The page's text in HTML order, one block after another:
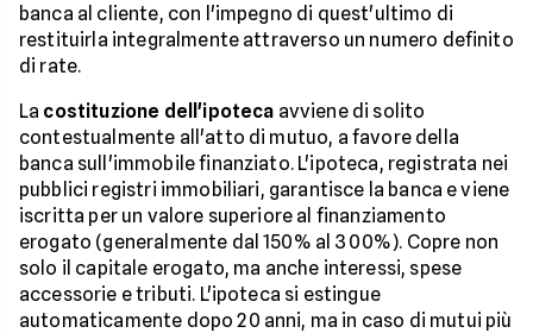
banca al cliente, con l'impegno di quest'ultimo di
restituirla integralmente attraverso un numero definito
di rate.
La costituzione dell'ipoteca avviene di solito
contestualmente all'atto di mutuo, a favore della
banca sull'immobile finanziato. L'ipoteca, registrata nei
pubblici registri immobiliari, garantisce la banca e viene
iscritta per un valore superiore al finanziamento
erogato (generalmente dal 150% al 300%). Copre non
solo il capitale erogato, ma anche interessi, spese
accessorie e tributi. L'ipoteca si estingue
automaticamente dopo 20 anni, ma in caso di mutui più